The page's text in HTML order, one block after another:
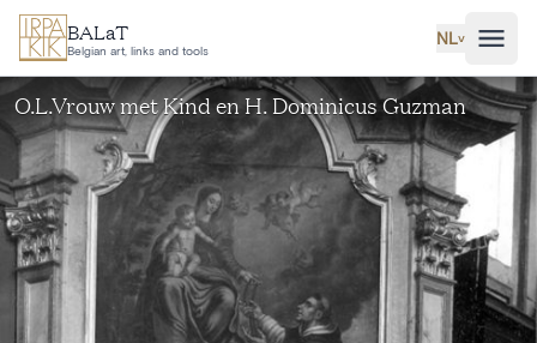
Ga naar hoofdinhoud
BALaT
Belgian art, links and tools
NL˅
O.L.Vrouw met Kind en H. Dominicus Guzman